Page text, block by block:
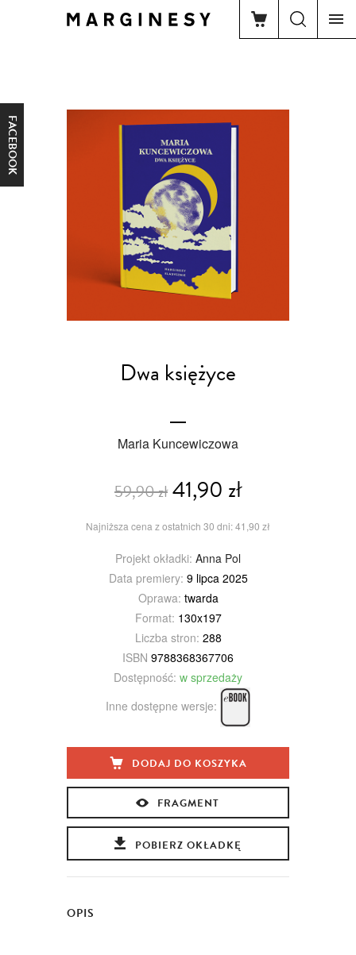
FACEBOOK
Dwa księżyce
Maria Kuncewiczowa
59,90 zł41,90 zł
Najniższa cena z ostatnich 30 dni: 41,90 zł
Projekt okładki: Anna Pol
Data premiery: 9 lipca 2025
Oprawa: twarda
Format: 130x197
Liczba stron: 288
ISBN 9788368367706
Dostępność: w sprzedaży
Inne dostępne wersje:
DODAJ DO KOSZYKA
FRAGMENT
POBIERZ OKŁADKĘ
OPIS